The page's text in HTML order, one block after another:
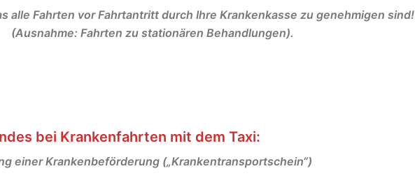
alle Fahrten vor Fahrtantritt durch Ihre Krankenkasse zu genehmigen sind!
(Ausnahme: Fahrten zu stationären Behandlungen).
bei Krankenfahrten mit dem Taxi:
einer Krankenbeförderung („Krankentransportschein“)